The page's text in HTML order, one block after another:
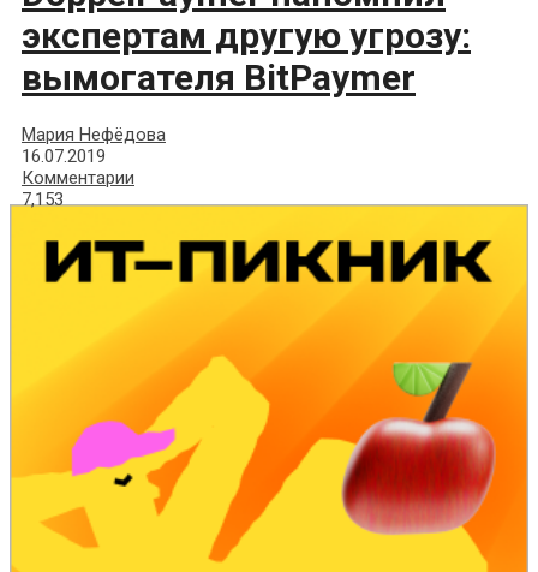
экспертам другую угрозу:
вымогателя BitPaymer
Мария Нефёдова
16.07.2019
Комментарии
7,153